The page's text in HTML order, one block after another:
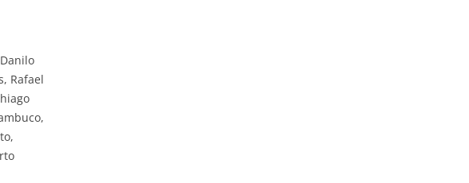
Rafael